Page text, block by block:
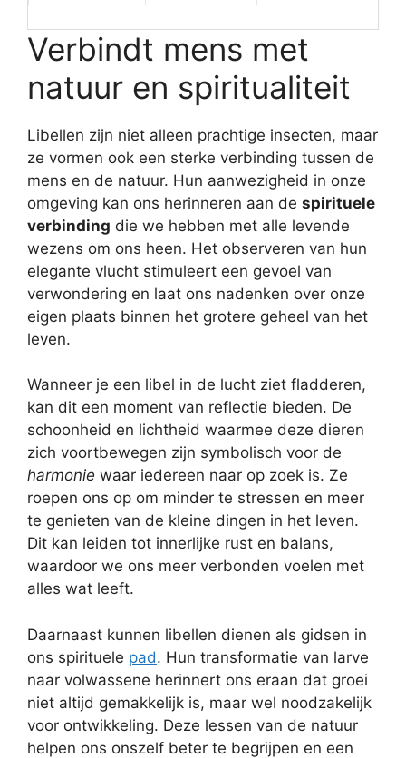
Verbindt mens met
natuur en spiritualiteit
Libellen zijn niet alleen prachtige insecten, maar
ze vormen ook een sterke verbinding tussen de
mens en de natuur. Hun aanwezigheid in onze
omgeving kan ons herinneren aan de spirituele
verbinding die we hebben met alle levende
wezens om ons heen. Het observeren van hun
elegante vlucht stimuleert een gevoel van
verwondering en laat ons nadenken over onze
eigen plaats binnen het grotere geheel van het
leven.
Wanneer je een libel in de lucht ziet fladderen,
kan dit een moment van reflectie bieden. De
schoonheid en lichtheid waarmee deze dieren
zich voortbewegen zijn symbolisch voor de
harmonie waar iedereen naar op zoek is. Ze
roepen ons op om minder te stressen en meer
te genieten van de kleine dingen in het leven.
Dit kan leiden tot innerlijke rust en balans,
waardoor we ons meer verbonden voelen met
alles wat leeft.
Daarnaast kunnen libellen dienen als gidsen in
ons spirituele pad. Hun transformatie van larve
naar volwassene herinnert ons eraan dat groei
niet altijd gemakkelijk is, maar wel noodzakelijk
voor ontwikkeling. Deze lessen van de natuur
helpen ons onszelf beter te begrijpen en een